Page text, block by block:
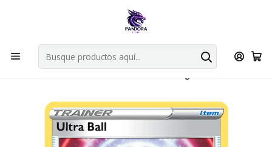
Por compras en cartas singles superiores a 49.990 el envio es
Explorar singles
Inicio Juegos de cartas TCG Pokémon TCG
Singles de Pokémon